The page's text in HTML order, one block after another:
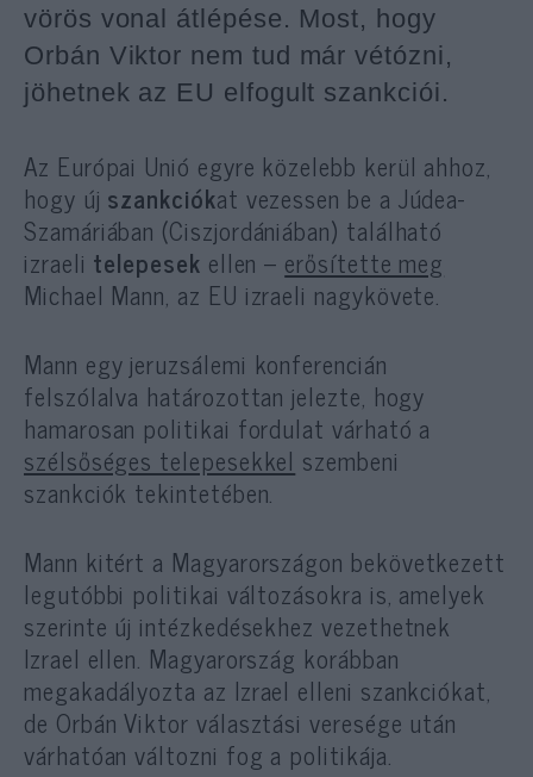
vörös vonal átlépése. Most, hogy
Orbán Viktor nem tud már vétózni,
jöhetnek az EU elfogult szankciói.
Az Európai Unió egyre közelebb kerül ahhoz,
hogy új szankciókat vezessen be a Júdea-
Szamáriában (Ciszjordániában) található
izraeli telepesek ellen – erősítette meg
Michael Mann, az EU izraeli nagykövete.
Mann egy jeruzsálemi konferencián
felszólalva határozottan jelezte, hogy
hamarosan politikai fordulat várható a
szélsőséges telepesekkel szembeni
szankciók tekintetében.
Mann kitért a Magyarországon bekövetkezett
legutóbbi politikai változásokra is, amelyek
szerinte új intézkedésekhez vezethetnek
Izrael ellen. Magyarország korábban
megakadályozta az Izrael elleni szankciókat,
de Orbán Viktor választási veresége után
várhatóan változni fog a politikája.